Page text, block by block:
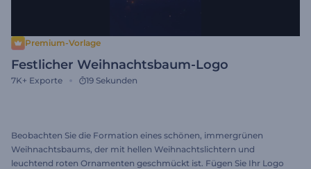
Premium-Vorlage
Festlicher Weihnachtsbaum-Logo
7K+ Exporte 19 Sekunden
Beobachten Sie die Formation eines schönen, immergrünen
Weihnachtsbaums, der mit hellen Weihnachtslichtern und
leuchtend roten Ornamenten geschmückt ist. Fügen Sie Ihr Logo